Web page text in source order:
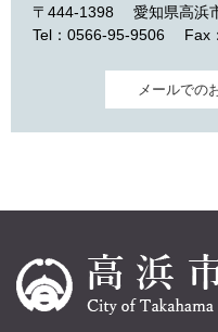
〒444-1398
愛知県高浜
Tel：0566-95-9506
Fax
メールでの